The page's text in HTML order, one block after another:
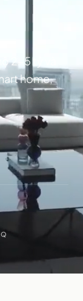
2-5 tỷ và
home,